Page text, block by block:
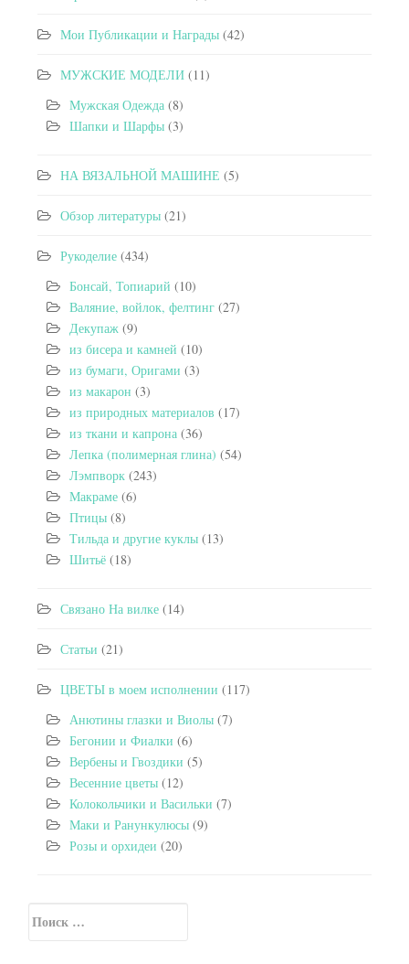
Мои Публикации и Награды (42)
МУЖСКИЕ МОДЕЛИ (11)
Мужская Одежда (8)
Шапки и Шарфы (3)
НА ВЯЗАЛЬНОЙ МАШИНЕ (5)
Обзор литературы (21)
Рукоделие (434)
Бонсай, Топиарий (10)
Валяние, войлок, фелтинг (27)
Декупаж (9)
из бисера и камней (10)
из бумаги, Оригами (3)
из макарон (3)
из природных материалов (17)
из ткани и капрона (36)
Лепка (полимерная глина) (54)
Лэмпворк (243)
Макраме (6)
Птицы (8)
Тильда и другие куклы (13)
Шитьё (18)
Связано На вилке (14)
Статьи (21)
ЦВЕТЫ в моем исполнении (117)
Анютины глазки и Виолы (7)
Бегонии и Фиалки (6)
Вербены и Гвоздики (5)
Весенние цветы (12)
Колокольчики и Васильки (7)
Маки и Ранункулюсы (9)
Розы и орхидеи (20)
Secondary Sidebar
Искать: